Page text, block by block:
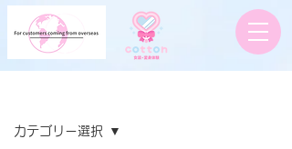
カテゴリー選択